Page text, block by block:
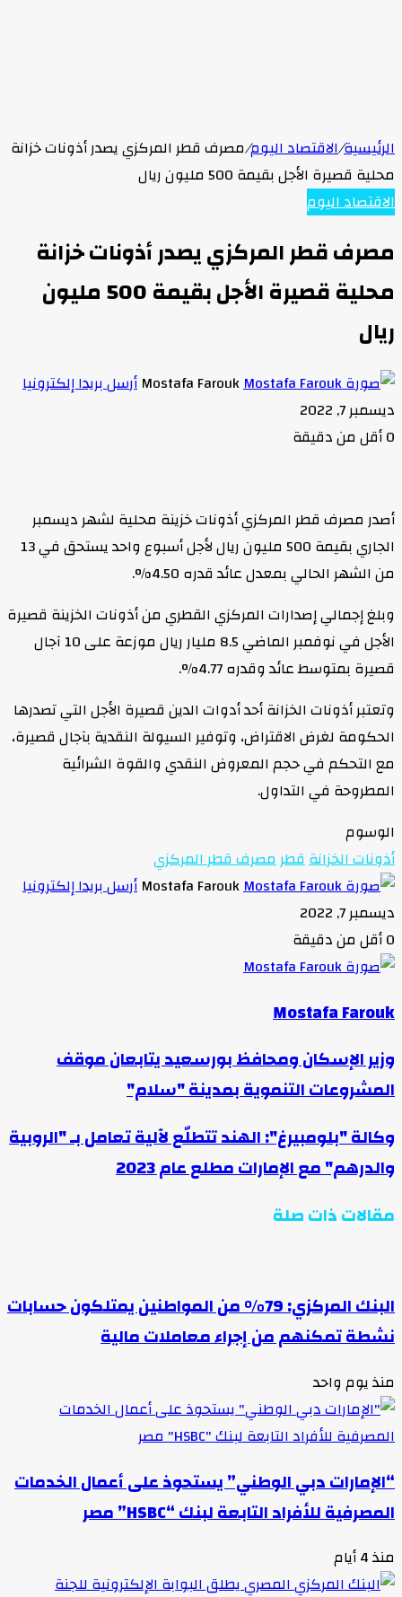
الرئيسية/الاقتصاد اليوم/مصرف قطر المركزي يصدر أذونات خزانة
محلية قصيرة الأجل بقيمة 500 مليون ريال
الاقتصاد اليوم
مصرف قطر المركزي يصدر أذونات خزانة
محلية قصيرة الأجل بقيمة 500 مليون
ريال
Mostafa Farouk أرسل بريدا إلكترونيا
ديسمبر 7, 2022
0أقل من دقيقة
أصدر مصرف قطر المركزي أذونات خزينة محلية لشهر ديسمبر
الجاري بقيمة 500 مليون ريال لأجل أسبوع واحد يستحق في 13
من الشهر الحالي بمعدل عائد قدره 4.50%.
وبلغ إجمالي إصدارات المركزي القطري من أذونات الخزينة قصيرة
الأجل في نوفمبر الماضي 8.5 مليار ريال موزعة على 10 آجال
قصيرة بمتوسط عائد وقدره 4.77%.
وتعتبر أذونات الخزانة أحد أدوات الدين قصيرة الأجل التي تصدرها
الحكومة لغرض الاقتراض، وتوفير السيولة النقدية بآجال قصيرة،
مع التحكم في حجم المعروض النقدي والقوة الشرائية
المطروحة في التداول.
الوسوم
أذونات الخزانةقطرمصرف قطر المركزي
Mostafa Farouk أرسل بريدا إلكترونيا
ديسمبر 7, 2022
0أقل من دقيقة
Mostafa Farouk
وزير الإسكان ومحافظ بورسعيد يتابعان موقف
المشروعات التنموية بمدينة "سلام"
وكالة "بلومبيرغ": الهند تتطلّع لآلية تعامل بـ "الروبية
والدرهم" مع الإمارات مطلع عام 2023
مقالات ذات صلة
البنك المركزي: 79% من المواطنين يمتلكون حسابات
نشطة تمكنهم من إجراء معاملات مالية
منذ يوم واحد
“الإمارات دبي الوطني” يستحوذ على أعمال الخدمات
المصرفية للأفراد التابعة لبنك “HSBC” مصر
منذ 4 أيام